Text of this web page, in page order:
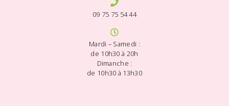
09 75 75 54 44
Mardi – Samedi :
de 10h30 à 20h
Dimanche :
de 10h30 à 13h30